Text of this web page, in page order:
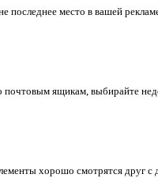
последнее место в вашей
ящикам, выбирайте
хорошо смотрятся друг